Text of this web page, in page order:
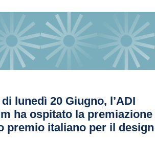
lunedì 20 Giugno, l’ADI
ha ospitato la premiazione
premio italiano per il design